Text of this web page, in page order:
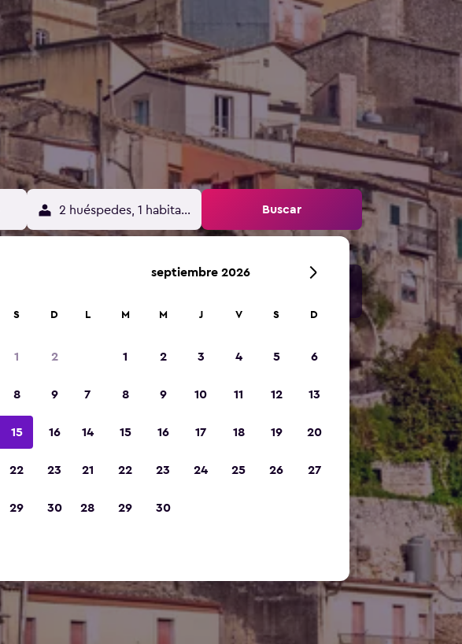
2 huéspedes, 1 habitación Buscar
S D
1 2
8 9
15 16
22 23
29 30
septiembre 2026
L M M J V S D
1 2 3 4 5 6
7 8 9 10 11 12 13
14 15 16 17 18 19 20
21 22 23 24 25 26 27
28 29 30